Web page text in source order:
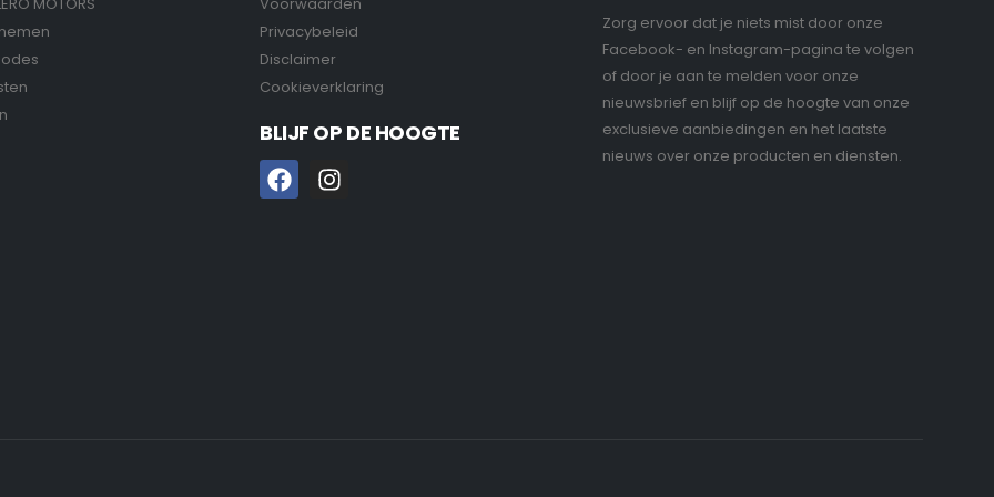
Privacybeleid
Disclaimer
Cookieverklaring
BLIJF OP DE HOOGTE
Zorg ervoor dat je niets mist door onze
Facebook- en Instagram-pagina te volgen
of door je aan te melden voor onze
nieuwsbrief en blijf op de hoogte van onze
exclusieve aanbiedingen en het laatste
nieuws over onze producten en diensten.